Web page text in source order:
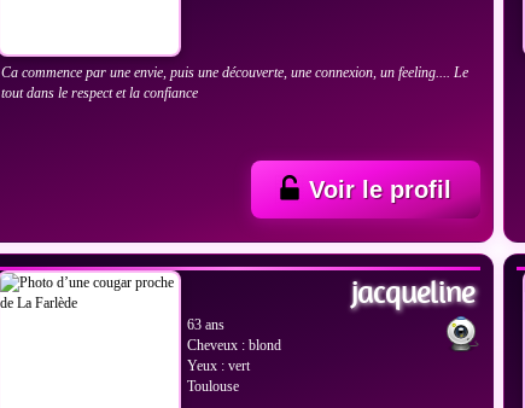
Ca commence par une envie, puis une découverte, une connexion, un feeling.... Le
tout dans le respect et la confiance
Voir le profil
jacqueline
63 ans
Cheveux : blond
Yeux : vert
Toulouse